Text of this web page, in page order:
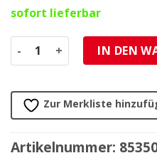
sofort lieferbar
Kupplungs-Reiblamellensatz
IN DEN
Zur Merkliste
Artikelnummer: